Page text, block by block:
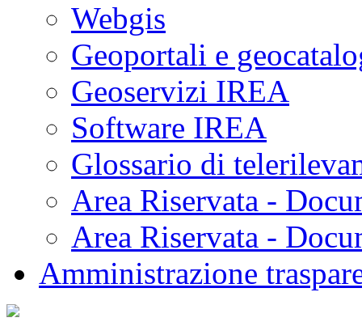
Webgis
Geoportali e
Geoservizi IREA
Software IREA
Glossario di
Area Riservata -
Area Riservata -
Amministrazione